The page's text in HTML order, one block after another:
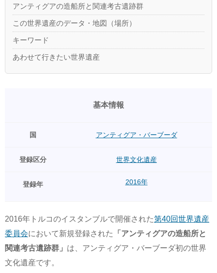
アンティグアの造船所と関連考古遺跡群
この世界遺産のデータ・地図（場所）
キーワード
あわせて行きたい世界遺産
基本情報
国 アンティグア・バーブーダ
登録区分 世界文化遺産
登録年 2016年
2016年トルコのイスタンブルで開催された第40回世界遺産
委員会において新規登録された
「アンティグアの造船所と
関連考古遺跡群」 は、アンティグア・バーブーダ初の世界
文化遺産です。